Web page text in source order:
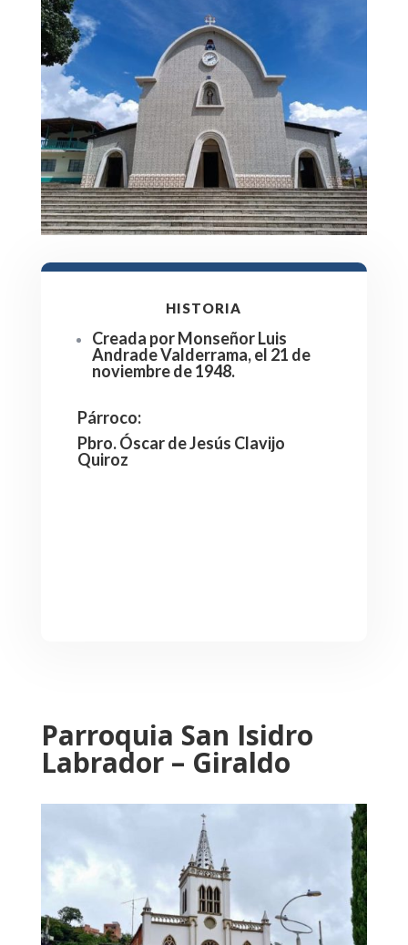
HISTORIA
Creada por Monseñor Luis
Andrade Valderrama, el 21 de
noviembre de 1948.
Párroco:
Pbro. Óscar de Jesús Clavijo
Quiroz
Parroquia San Isidro
Labrador – Giraldo